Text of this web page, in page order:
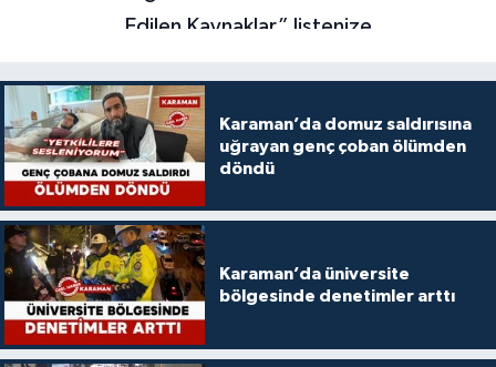
Karaman’da domuz saldırısına
uğrayan genç çoban ölümden
döndü
Karaman’da üniversite
bölgesinde denetimler arttı